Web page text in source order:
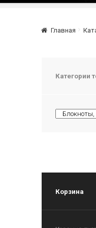
Главная
Категории
Корзина